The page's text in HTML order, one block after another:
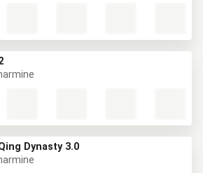
Dynasty 3.0